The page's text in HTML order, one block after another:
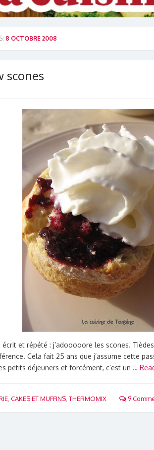
8 OCTOBRE 2008
scones
écrit et répété : j’adooooore les scones.
Cela fait 25 ans que j’assume cette
petits déjeuners et forcément, c’est un …
CAKES ET MUFFINS THERMOMIX 9